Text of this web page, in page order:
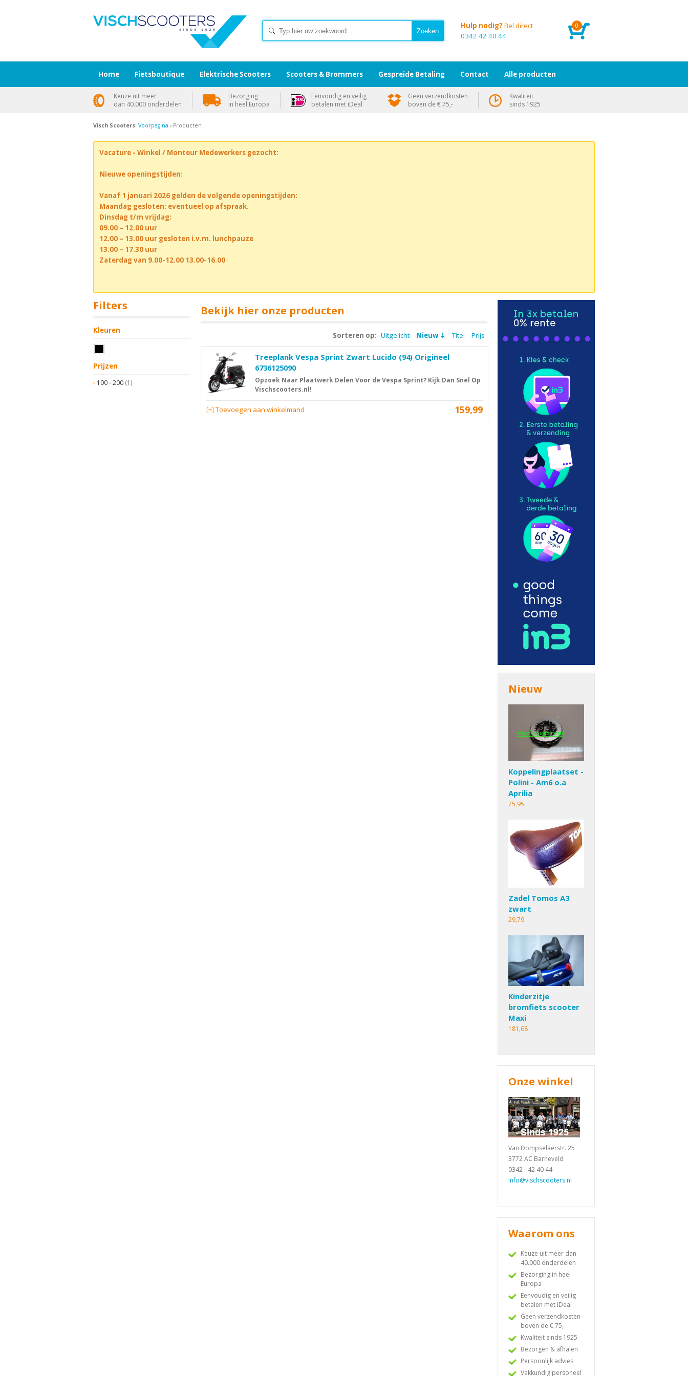
0
Hulp nodig? Bel direct
0342 42 40 44
Visch Scooters: Voorpagina › Producten
Vacature - Winkel / Monteur Medewerkers gezocht:
Nieuwe openingstijden:
Vanaf 1 januari 2026 gelden de volgende openingstijden:
Maandag gesloten: eventueel op afspraak.
Dinsdag t/m vrijdag:
09.00 – 12.00 uur
12.00 – 13.00 uur gesloten i.v.m. lunchpauze
13.00 – 17.30 uur
Zaterdag van 9.00-12.00 13.00-16.00
Filters
Kleuren
Prijzen
100 - 200 (1)
Bekijk hier onze producten
Sorteren op: Uitgelicht Nieuw Titel Prijs
Treeplank Vespa Sprint Zwart Lucido (94) Origineel
6736125090
Opzoek Naar Plaatwerk Delen Voor de Vespa Sprint? Kijk Dan Snel Op
Vischscooters.nl!
159,99
[+] Toevoegen aan winkelmand
Nieuw
Koppelingplaatset -
Polini - Am6 o.a
Aprilia
75,95
Zadel Tomos A3
zwart
29,79
Kinderzitje
bromfiets scooter
Maxi
181,68
Onze winkel
Van Dompselaerstr. 25
3772 AC Barneveld
0342 - 42 40 44
info@vischscooters.nl
Waarom ons
Keuze uit meer dan
40.000 onderdelen
Bezorging in heel
Europa
Eenvoudig en veilig
betalen met iDeal
Geen verzendkosten
boven de € 75,-
Kwaliteit sinds 1925
Bezorgen & afhalen
Persoonlijk advies
Vakkundig personeel
Home Fietsboutique Elektrische Scooters Scooters & Brommers Gespreide Betaling Contact Alle producten
Keuze uit meer
dan 40.000 onderdelen
Bezorging
in heel Europa
Eenvoudig en veilig
betalen met iDeal
Geen verzendkosten
boven de € 75,-
Kwaliteit
sinds 1925